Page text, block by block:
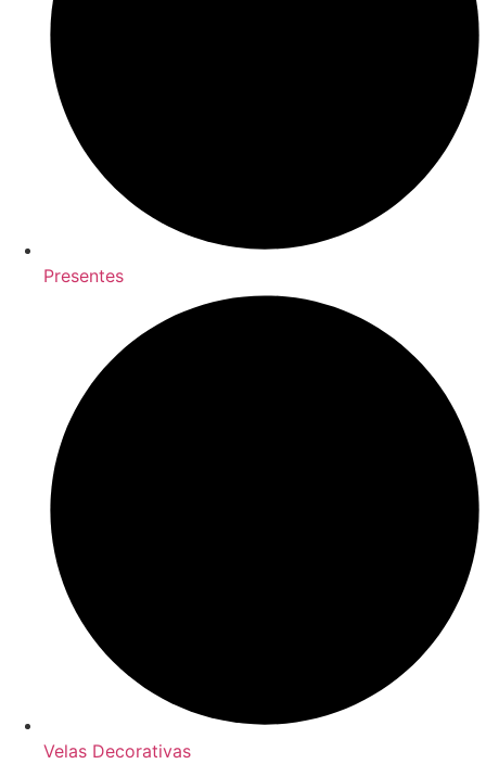
Presentes
Velas Decorativas